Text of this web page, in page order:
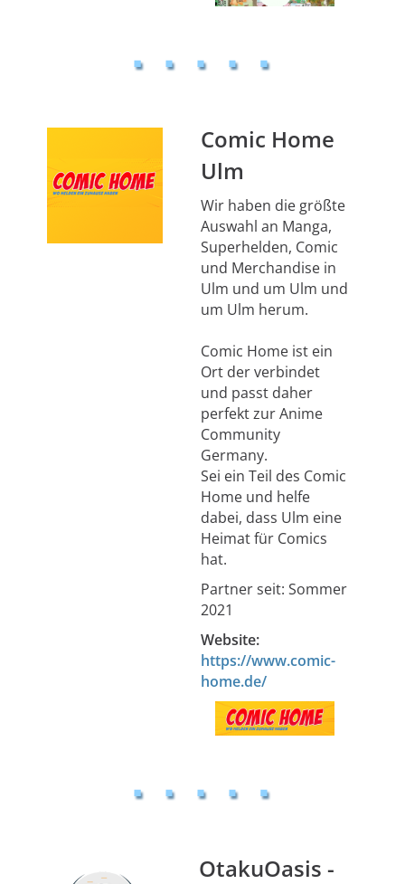
Comic Home
Ulm
Wir haben die größte
Auswahl an Manga,
Superhelden, Comic
und Merchandise in
Ulm und um Ulm und
um Ulm herum.
Comic Home ist ein
Ort der verbindet
und passt daher
perfekt zur Anime
Community
Germany.
Sei ein Teil des Comic
Home und helfe
dabei, dass Ulm eine
Heimat für Comics
hat.
Partner seit: Sommer
2021
Website:
https://www.comic-
home.de/
OtakuOasis -